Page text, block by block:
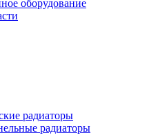
оборудование
радиаторы
радиаторы